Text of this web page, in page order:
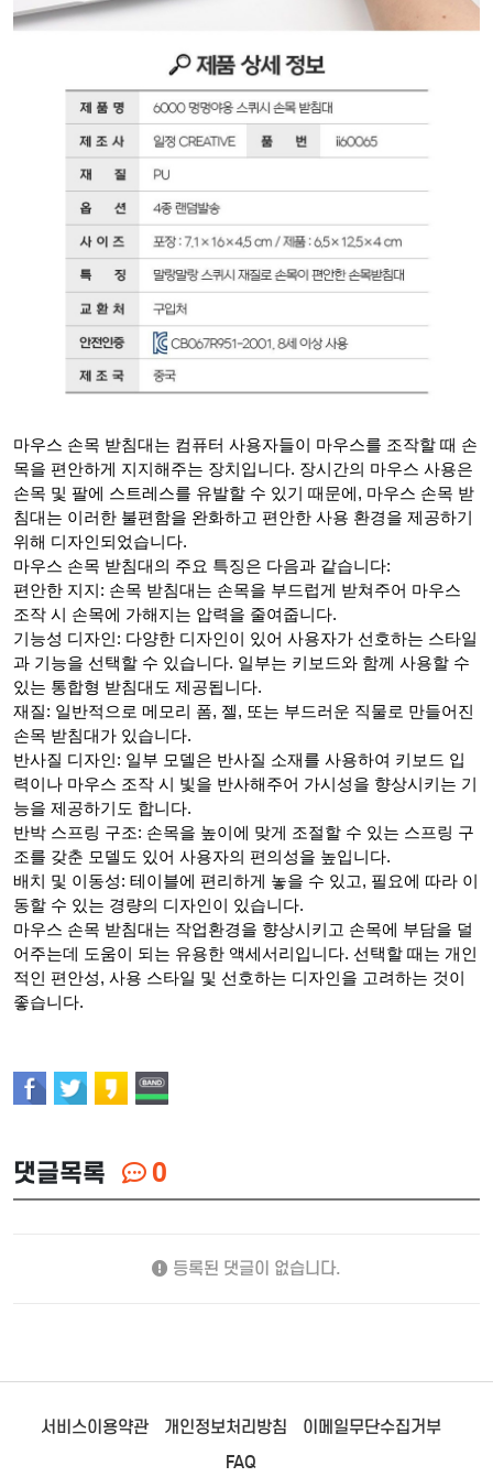
마우스 손목 받침대는 컴퓨터 사용자들이 마우스를 조작할 때 손
목을 편안하게 지지해주는 장치입니다. 장시간의 마우스 사용은
손목 및 팔에 스트레스를 유발할 수 있기 때문에, 마우스 손목 받
침대는 이러한 불편함을 완화하고 편안한 사용 환경을 제공하기
위해 디자인되었습니다.
마우스 손목 받침대의 주요 특징은 다음과 같습니다:
편안한 지지: 손목 받침대는 손목을 부드럽게 받쳐주어 마우스
조작 시 손목에 가해지는 압력을 줄여줍니다.
기능성 디자인: 다양한 디자인이 있어 사용자가 선호하는 스타일
과 기능을 선택할 수 있습니다. 일부는 키보드와 함께 사용할 수
있는 통합형 받침대도 제공됩니다.
재질: 일반적으로 메모리 폼, 젤, 또는 부드러운 직물로 만들어진
손목 받침대가 있습니다.
반사질 디자인: 일부 모델은 반사질 소재를 사용하여 키보드 입
력이나 마우스 조작 시 빛을 반사해주어 가시성을 향상시키는 기
능을 제공하기도 합니다.
반박 스프링 구조: 손목을 높이에 맞게 조절할 수 있는 스프링 구
조를 갖춘 모델도 있어 사용자의 편의성을 높입니다.
배치 및 이동성: 테이블에 편리하게 놓을 수 있고, 필요에 따라 이
동할 수 있는 경량의 디자인이 있습니다.
마우스 손목 받침대는 작업환경을 향상시키고 손목에 부담을 덜
어주는데 도움이 되는 유용한 액세서리입니다. 선택할 때는 개인
적인 편안성, 사용 스타일 및 선호하는 디자인을 고려하는 것이
좋습니다.
댓글목록 0
등록된 댓글이 없습니다.
서비스이용약관 개인정보처리방침
이메일무단수집거부
FAQ